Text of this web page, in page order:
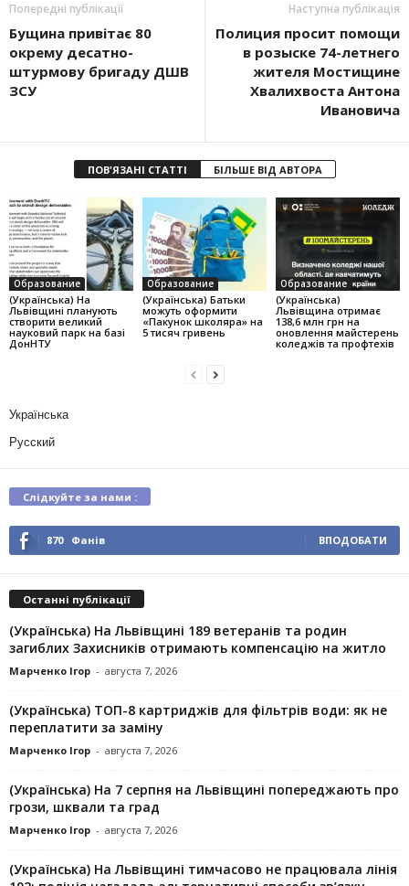
Попередні публікації
Бущина привітає 80
окрему десатно-
штурмову бригаду ДШВ
ЗСУ
Наступна публікація
Полиция просит помощи
в розыске 74-летнего
жителя Мостищине
Хвалихвоста Антона
Ивановича
ПОВ'ЯЗАНІ СТАТТІ БІЛЬШЕ ВІД АВТОРА
Образование
(Українська) На
Львівщині планують
створити великий
науковий парк на базі
ДонНТУ
Образование
(Українська) Батьки
можуть оформити
«Пакунок школяра» на
5 тисяч гривень
Образование
(Українська)
Львівщина отримає
138,6 млн грн на
оновлення майстерень
коледжів та профтехів
Українська
Русский
Слідкуйте за нами :
870 Фанів ВПОДОБАТИ
Останні публікації
(Українська) На Львівщині 189 ветеранів та родин
загиблих Захисників отримають компенсацію на житло
Марченко Ігор - августа 7, 2026
(Українська) ТОП-8 картриджів для фільтрів води: як не
переплатити за заміну
Марченко Ігор - августа 7, 2026
(Українська) На 7 серпня на Львівщині попереджають про
грози, шквали та град
Марченко Ігор - августа 7, 2026
(Українська) На Львівщині тимчасово не працювала лінія